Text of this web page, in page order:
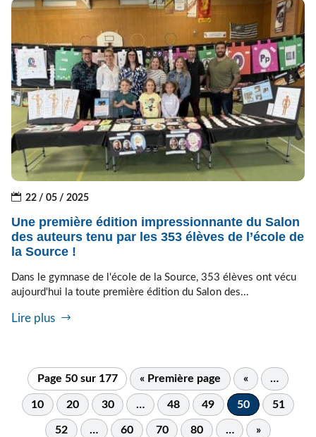
22 / 05 / 2025
Une première édition impressionnante du Salon
des auteurs tenu par les 353 élèves de l’école de
la Source !
Dans le gymnase de l'école de la Source, 353 élèves ont vécu
aujourd'hui la toute première édition du Salon des...
Lire plus
Page 50 sur 177 « Première page « …
10 20 30 … 48 49 50 51
52 … 60 70 80 … »